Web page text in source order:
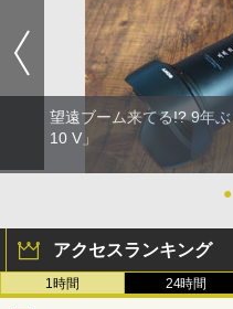
望遠ブーム来てる!? 9年
10 V」
●
アクセスランキング
1時間 24時間